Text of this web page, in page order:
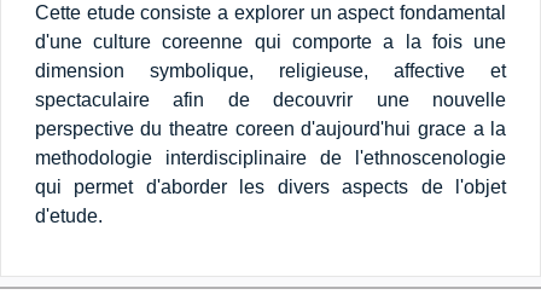
Cette etude consiste a explorer un aspect fondamental
d'une culture coreenne qui comporte a la fois une
dimension symbolique, religieuse, affective et
spectaculaire afin de decouvrir une nouvelle
perspective du theatre coreen d'aujourd'hui grace a la
methodologie interdisciplinaire de l'ethnoscenologie
qui permet d'aborder les divers aspects de l'objet
d'etude.